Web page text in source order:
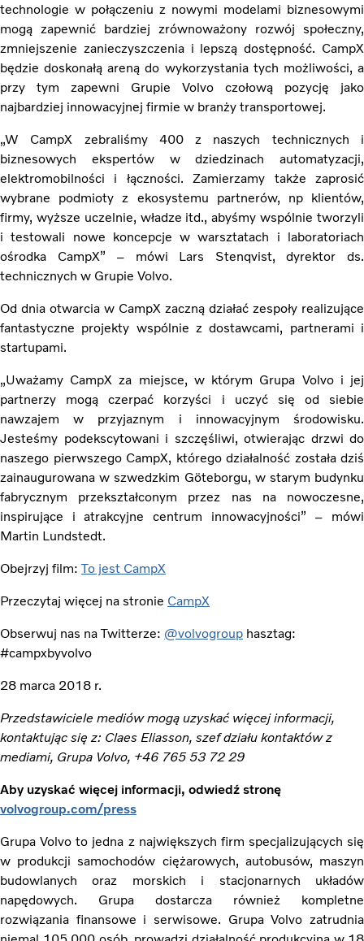
technologie w połączeniu z nowymi modelami biznesowymi
mogą zapewnić bardziej zrównoważony rozwój społeczny,
zmniejszenie zanieczyszczenia i lepszą dostępność. CampX
będzie doskonałą areną do wykorzystania tych możliwości, a
przy tym zapewni Grupie Volvo czołową pozycję jako
najbardziej innowacyjnej firmie w branży transportowej.
„W CampX zebraliśmy 400 z naszych technicznych i
biznesowych ekspertów w dziedzinach automatyzacji,
elektromobilności i łączności. Zamierzamy także zaprosić
wybrane podmioty z ekosystemu partnerów, np klientów,
firmy, wyższe uczelnie, władze itd., abyśmy wspólnie tworzyli
i testowali nowe koncepcje w warsztatach i laboratoriach
ośrodka CampX” – mówi Lars Stenqvist, dyrektor ds.
technicznych w Grupie Volvo.
Od dnia otwarcia w CampX zaczną działać zespoły realizujące
fantastyczne projekty wspólnie z dostawcami, partnerami i
startupami.
„Uważamy CampX za miejsce, w którym Grupa Volvo i jej
partnerzy mogą czerpać korzyści i uczyć się od siebie
nawzajem w przyjaznym i innowacyjnym środowisku.
Jesteśmy podekscytowani i szczęśliwi, otwierając drzwi do
naszego pierwszego CampX, którego działalność została dziś
zainaugurowana w szwedzkim Göteborgu, w starym budynku
fabrycznym przekształconym przez nas na nowoczesne,
inspirujące i atrakcyjne centrum innowacyjności” – mówi
Martin Lundstedt.
Obejrzyj film:To jest CampX
Przeczytaj więcej na stronie CampX
Obserwuj nas na Twitterze: @volvogroup hasztag:
#campxbyvolvo
28 marca 2018 r.
Przedstawiciele mediów mogą uzyskać więcej informacji,
kontaktując się z: Claes Eliasson, szef działu kontaktów z
mediami, Grupa Volvo, +46 765 53 72 29
Aby uzyskać więcej informacji, odwiedź stronę
volvogroup.com/press
Grupa Volvo to jedna z największych firm specjalizujących się
w produkcji samochodów ciężarowych, autobusów, maszyn
budowlanych oraz morskich i stacjonarnych układów
napędowych. Grupa dostarcza również kompletne
rozwiązania finansowe i serwisowe. Grupa Volvo zatrudnia